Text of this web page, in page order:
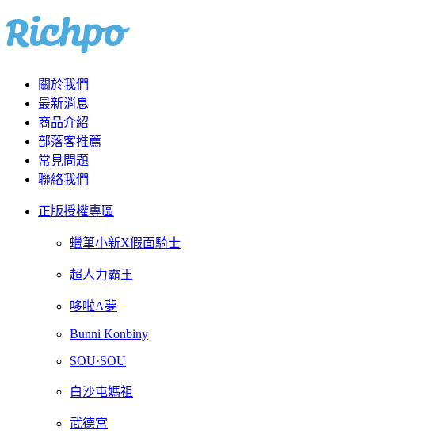
關於我們
最新消息
商品介紹
部落客推薦
常見問題
聯絡我們
正版授權專區
蠟筆小新X假面騎士
超人力霸王
哆啦A夢
Bunni Konbiny
SOU·SOU
白沙屯媽祖
武德宮